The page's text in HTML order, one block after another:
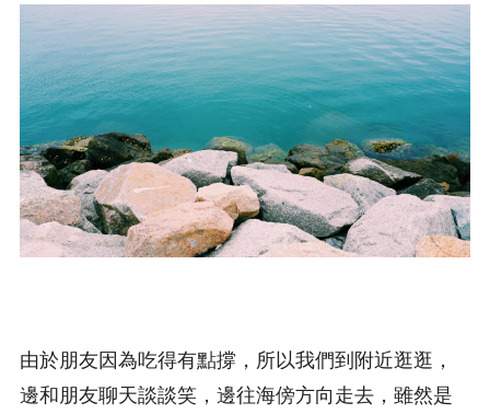
由於朋友因為吃得有點撐，所以我們到附近逛逛，
邊和朋友聊天談談笑，邊往海傍方向走去，雖然是